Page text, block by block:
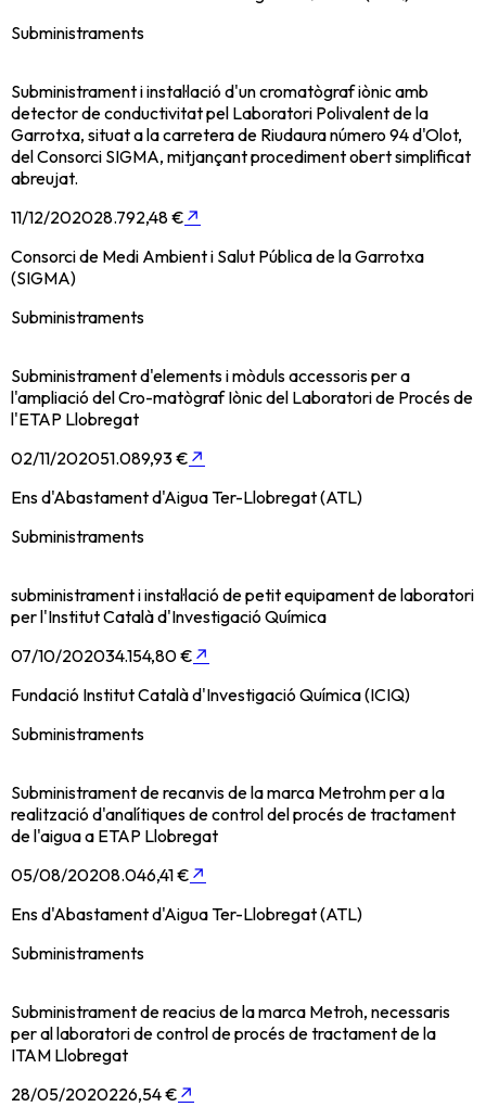
Subministraments
Subministrament i instal·lació d'un cromatògraf iònic amb
detector de conductivitat pel Laboratori Polivalent de la
Garrotxa, situat a la carretera de Riudaura número 94 d'Olot,
del Consorci SIGMA, mitjançant procediment obert simplificat
abreujat.
11/12/202028.792,48 € ↗
Consorci de Medi Ambient i Salut Pública de la Garrotxa
(SIGMA)
Subministraments
Subministrament d'elements i mòduls accessoris per a
l'ampliació del Cro-matògraf Iònic del Laboratori de Procés de
l'ETAP Llobregat
02/11/202051.089,93 € ↗
Ens d'Abastament d'Aigua Ter-Llobregat (ATL)
Subministraments
subministrament i instal·lació de petit equipament de laboratori
per l'Institut Català d'Investigació Química
07/10/202034.154,80 € ↗
Fundació Institut Català d'Investigació Química (ICIQ)
Subministraments
Subministrament de recanvis de la marca Metrohm per a la
realització d'analítiques de control del procés de tractament
de l'aigua a ETAP Llobregat
05/08/20208.046,41 € ↗
Ens d'Abastament d'Aigua Ter-Llobregat (ATL)
Subministraments
Subministrament de reacius de la marca Metroh, necessaris
per al laboratori de control de procés de tractament de la
ITAM Llobregat
28/05/2020226,54 € ↗